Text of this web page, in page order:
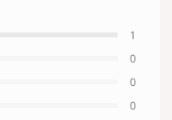
1
0
0
0